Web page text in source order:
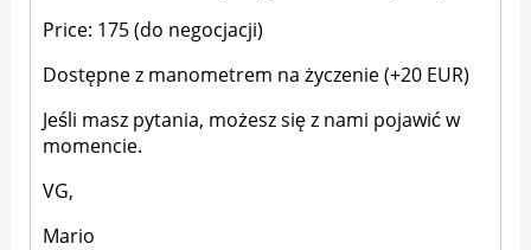
Price: 175 (do negocjacji)
Dostępne z manometrem na życzenie (+20 EUR)
Jeśli masz pytania, możesz się z nami pojawić w
momencie.
VG,
Mario